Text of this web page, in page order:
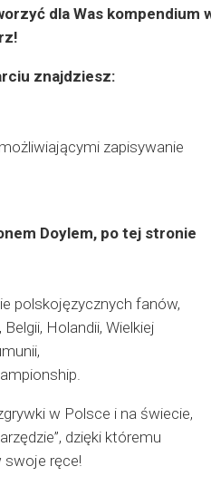
dla Was kompendium
znajdziesz:
zapisywanie
Doylem, po tej stronie
polskojęzycznych fanów,
Holandii, Wielkiej
w Polsce i na świecie,
dzięki któremu
swoje ręce!